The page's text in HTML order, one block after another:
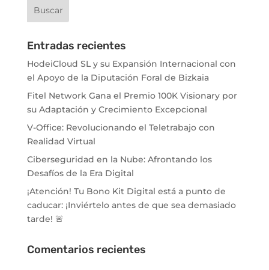
Entradas recientes
HodeiCloud SL y su Expansión Internacional con
el Apoyo de la Diputación Foral de Bizkaia
Fitel Network Gana el Premio 100K Visionary por
su Adaptación y Crecimiento Excepcional
V-Office: Revolucionando el Teletrabajo con
Realidad Virtual
Ciberseguridad en la Nube: Afrontando los
Desafíos de la Era Digital
¡Atención! Tu Bono Kit Digital está a punto de
caducar: ¡Inviértelo antes de que sea demasiado
tarde! 🚨
Comentarios recientes